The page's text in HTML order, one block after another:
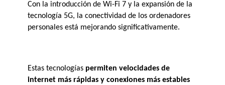
Con la introducción de Wi-Fi 7 y la expansión de la
tecnología 5G, la conectividad de los ordenadores
personales está mejorando significativamente.
Estas tecnologías permiten velocidades de
internet más rápidas y conexiones más estables